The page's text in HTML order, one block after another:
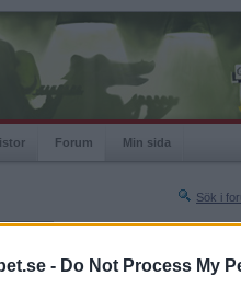
- Do Not Process My
Forum Min sida
Sök i
Nästa